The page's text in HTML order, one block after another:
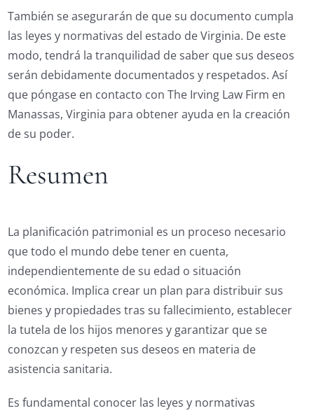
También se asegurarán de que su documento cumpla
las leyes y normativas del estado de Virginia. De este
modo, tendrá la tranquilidad de saber que sus deseos
serán debidamente documentados y respetados. Así
que póngase en contacto con The Irving Law Firm en
Manassas, Virginia para obtener ayuda en la creación
de su poder.
Resumen
La planificación patrimonial es un proceso necesario
que todo el mundo debe tener en cuenta,
independientemente de su edad o situación
económica. Implica crear un plan para distribuir sus
bienes y propiedades tras su fallecimiento, establecer
la tutela de los hijos menores y garantizar que se
conozcan y respeten sus deseos en materia de
asistencia sanitaria.
Es fundamental conocer las leyes y normativas